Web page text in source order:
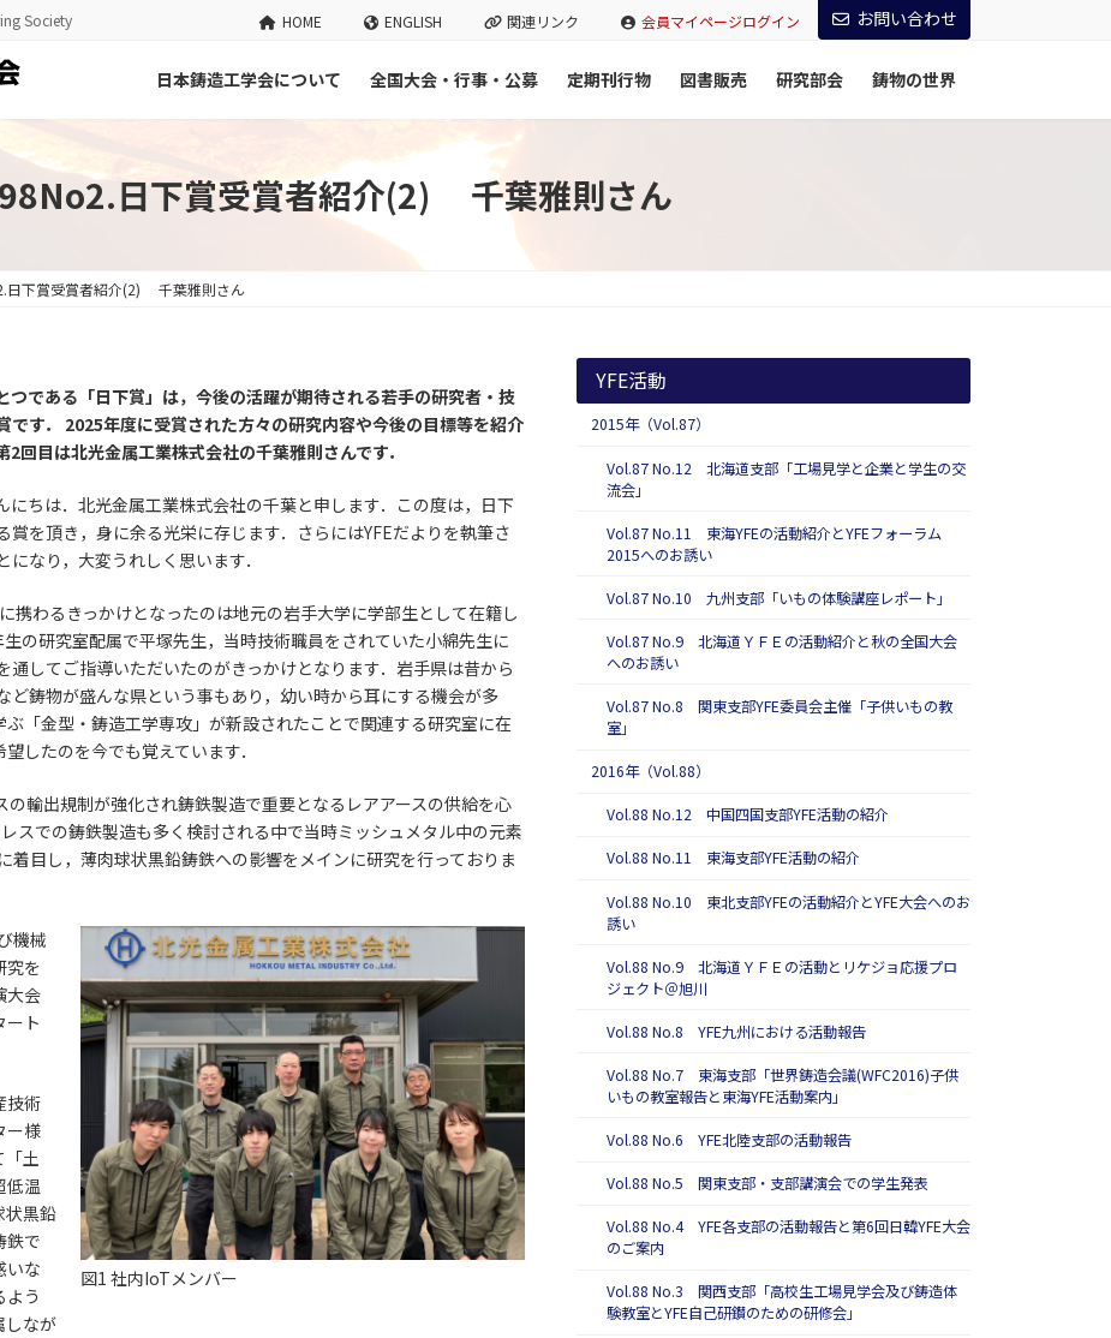
Society HOME ENGLISH 関連リンク 会員マイページログイン お問い合わせ
日本鋳造工学会について 全国大会・行事・公募 定期刊行物 図書販売 研究部会 鋳物の世界
日下賞受賞者紹介(2) 千葉雅則さん
日下賞受賞者紹介(2) 千葉雅則さん
つである「日下賞」は，今後の活躍が期待される若手の研究者・技
です． 2025年度に受賞された方々の研究内容や今後の目標等を紹介
2回目は北光金属工業株式会社の千葉雅則さんです．
にちは．北光金属工業株式会社の千葉と申します．この度は，日下
賞を頂き，身に余る光栄に存じます．さらにはYFEだよりを執筆さ
になり，大変うれしく思います．
携わるきっかけとなったのは地元の岩手大学に学部生として在籍し
の研究室配属で平塚先生，当時技術職員をされていた小綿先生に
通してご指導いただいたのがきっかけとなります．岩手県は昔から
ど鋳物が盛んな県という事もあり，幼い時から耳にする機会が多
「金型・鋳造工学専攻」が新設されたことで関連する研究室に在
したのを今でも覚えています．
輸出規制が強化され鋳鉄製造で重要となるレアアースの供給を心
スでの鋳鉄製造も多く検討される中で当時ミッシュメタル中の元素
目し，薄肉球状黒鉛鋳鉄への影響をメインに研究を行っておりま
図1 社内IoTメンバー
機械
究を
大会
ート
技術
ー様
「土
低温
状黒鉛
鉄で
いな
う
しなが
YFE活動
2015年（Vol.87）
Vol.87 No.12 北海道支部「工場見学と企業と学生の交
流会」
Vol.87 No.11 東海YFEの活動紹介とYFEフォーラム
2015へのお誘い
Vol.87 No.10 九州支部「いもの体験講座レポート」
Vol.87 No.9 北海道ＹＦＥの活動紹介と秋の全国大会
へのお誘い
Vol.87 No.8 関東支部YFE委員会主催「子供いもの教
室」
2016年（Vol.88）
Vol.88 No.12 中国四国支部YFE活動の紹介
Vol.88 No.11 東海支部YFE活動の紹介
Vol.88 No.10 東北支部YFEの活動紹介とYFE大会へのお
誘い
Vol.88 No.9 北海道ＹＦＥの活動とリケジョ応援プロ
ジェクト＠旭川
Vol.88 No.8 YFE九州における活動報告
Vol.88 No.7 東海支部「世界鋳造会議(WFC2016)子供
いもの教室報告と東海YFE活動案内」
Vol.88 No.6 YFE北陸支部の活動報告
Vol.88 No.5 関東支部・支部講演会での学生発表
Vol.88 No.4 YFE各支部の活動報告と第6回日韓YFE大会
のご案内
Vol.88 No.3 関西支部「高校生工場見学会及び鋳造体
験教室とYFE自己研鑚のための研修会」